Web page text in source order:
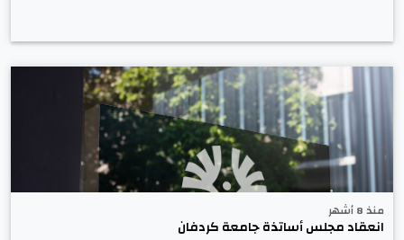
منذ 8 أشهر
انعقاد مجلس أساتذة جامعة كردفان